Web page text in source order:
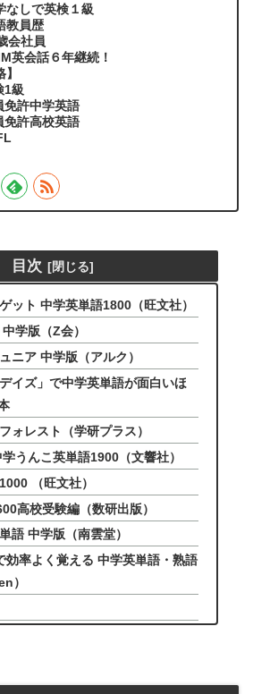
しで英検１級
教員歴
会社員
英会話６年継続！
】
1級
許中学英語
許高校英語
目次
ット 中学英単語1800（旺文社）
学版（Z会）
ニア 中学版（アルク）
イズ」で中学英単語が面白いほ
ォレスト（学研プラス）
うんこ英単語1900（文響社）
（旺文社）
高校受験編（数研出版）
語 中学版（南雲堂）
効率よく覚える 中学英単語・熟語
）